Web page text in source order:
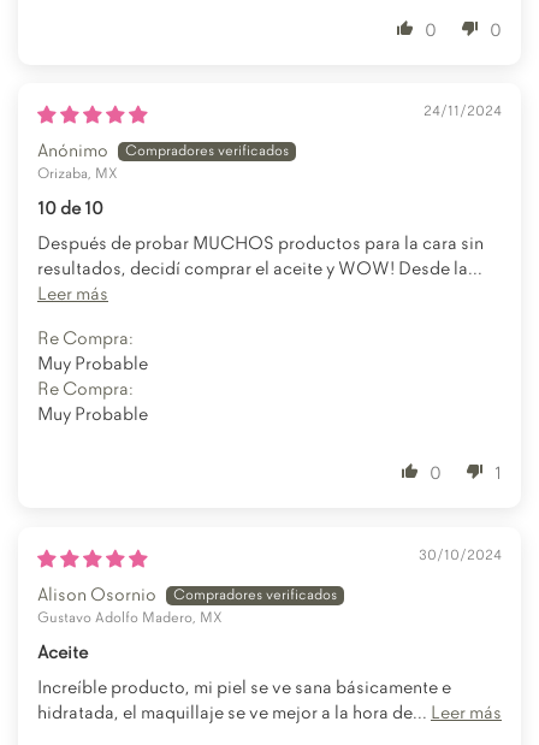
0 0
24/11/2024
Anónimo
Orizaba, MX
10 de 10
Después de probar MUCHOS productos para la cara sin
resultados, decidí comprar el aceite y WOW! Desde la...
Leer más
Re Compra:
Muy Probable
Re Compra:
Muy Probable
0 1
30/10/2024
Alison Osornio
Gustavo Adolfo Madero, MX
Aceite
Increíble producto, mi piel se ve sana básicamente e
hidratada, el maquillaje se ve mejor a la hora de... Leer más